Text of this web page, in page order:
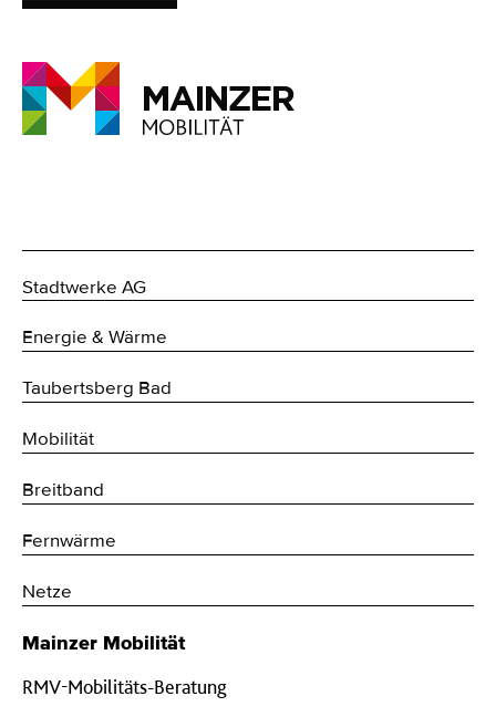
Stadtwerke AG
Energie & Wärme
Taubertsberg Bad
Mobilität
Breitband
Fernwärme
Netze
Mainzer Mobilität
RMV-Mobilitäts-Beratung